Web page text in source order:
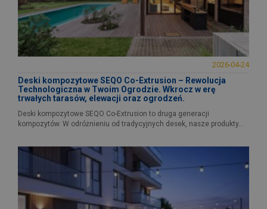
2026-04-24
Deski kompozytowe SEQO Co-Extrusion – Rewolucja
Technologiczna w Twoim Ogrodzie. Wkrocz w erę
trwałych tarasów, elewacji oraz ogrodzeń.
Deski kompozytowe SEQO Co-Extrusion to druga generacji
kompozytów. W odróżnieniu od tradycyjnych desek, nasze produkty...